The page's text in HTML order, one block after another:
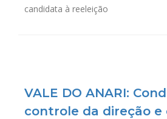
candidata à reeleição
VALE DO ANARI:
controle da direção e